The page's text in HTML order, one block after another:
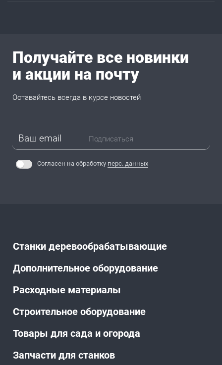
Станки деревообрабатывающие
Дополнительное оборудование
Расходные материалы
Строительное оборудование
Товары для сада и огорода
Запчасти для станков
Получайте все новинки
и акции на почту
Оставайтесь всегда в курсе новостей
Подписаться
Согласен на обработку перс. данных